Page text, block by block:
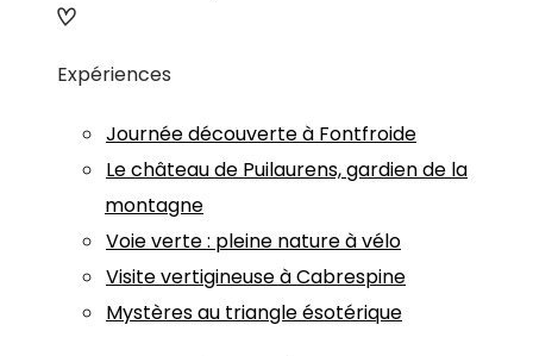
Expériences
Journée découverte à Fontfroide
Le château de Puilaurens, gardien de la
montagne
Voie verte : pleine nature à vélo
Visite vertigineuse à Cabrespine
Mystères au triangle ésotérique